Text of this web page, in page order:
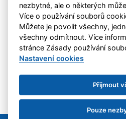
nezbytné, ale o některých
Více o používání souborů
Můžete je povolit všechny,
všechny odmítnout. Více
stránce Zásady používání
Nastavení cookies
Přijmout
Pouze